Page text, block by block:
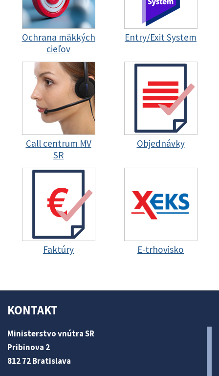
Ochrana mäkkých
cieľov
Entry/Exit System
Call centrum MV
SR
Objednávky
Faktúry E-trhovisko
KONTAKT
Ministerstvo vnútra SR
Pribinova 2
812 72 Bratislava